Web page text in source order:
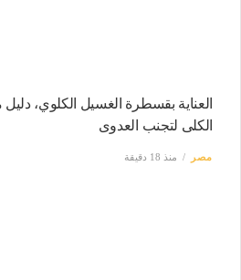
العناية بقسطرة الغسيل الكلوي،
الكلى لتجنب العدوى
مصر منذ 18 دقيقة